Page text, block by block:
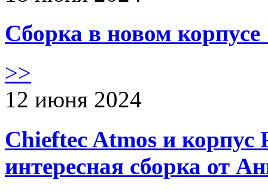
Сборка в новом
>>
12 июня 2024
Chieftec Atmos и корпус
интересная сборка от